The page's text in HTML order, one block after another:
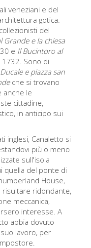
dure
guidata
rapido
veneziani e del
gotica.
del
Grande e la chiesa
e Il Bucintoro al
1732. Sono di
e piazza san
che si trovano
anche le
cittadine,
in anticipo sui
inglesi, Canaletto si
più o meno
sull'isola
quella del ponte di
House,
risultare ridondante,
meccanica,
interesse. A
abbia dovuto
lavoro, per